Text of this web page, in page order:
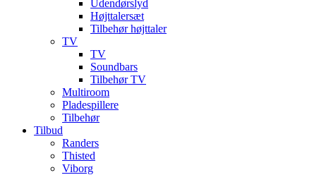
Udendørslyd
Højttalersæt
Tilbehør højttaler
TV
TV
Soundbars
Tilbehør TV
Multiroom
Pladespillere
Tilbehør
Tilbud
Randers
Thisted
Viborg